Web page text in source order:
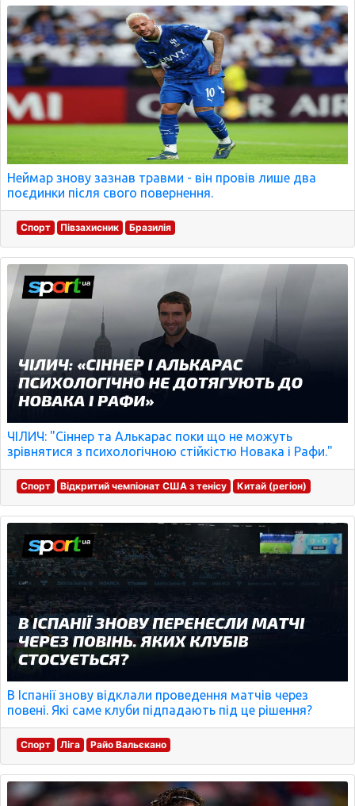
Неймар знову зазнав травми - він провів лише два
поєдинки після свого повернення.
Спорт Півзахисник Бразилія
ЧІЛИЧ: "Сіннер та Алькарас поки що не можуть
зрівнятися з психологічною стійкістю Новака і Рафи."
Спорт Відкритий чемпіонат США з тенісу Китай (регіон)
В Іспанії знову відклали проведення матчів через
повені. Які саме клуби підпадають під це рішення?
Спорт Ліга Райо Вальєкано